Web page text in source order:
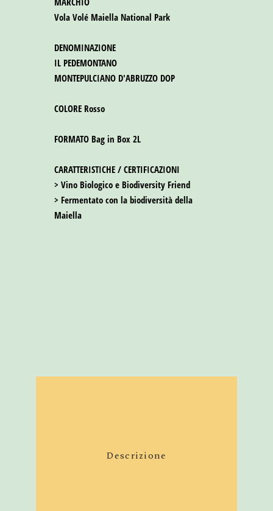
Vola Volé Maiella National Park
DENOMINAZIONE
IL PEDEMONTANO
MONTEPULCIANO D'ABRUZZO DOP
COLORE Rosso
FORMATO Bag in Box 2L
CARATTERISTICHE / CERTIFICAZIONI
> Vino Biologico e Biodiversity Friend
> Fermentato con la biodiversità della
Maiella
Descrizione